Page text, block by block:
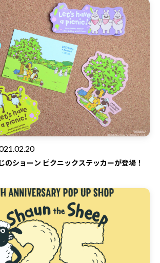
のショーン ピクニックステッカーが登場！